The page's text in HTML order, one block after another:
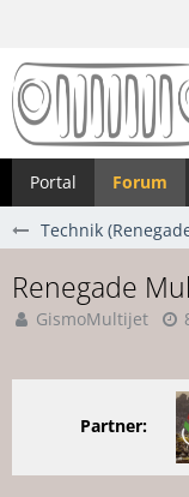
Portal Forum
Technik
Renegade
GismoMultijet
Partner: